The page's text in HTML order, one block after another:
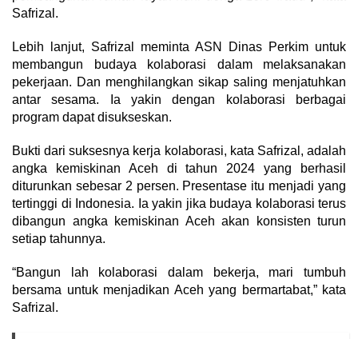
Safrizal.
Lebih lanjut, Safrizal meminta ASN Dinas Perkim untuk
membangun budaya kolaborasi dalam melaksanakan
pekerjaan. Dan menghilangkan sikap saling menjatuhkan
antar sesama. Ia yakin dengan kolaborasi berbagai
program dapat disukseskan.
Bukti dari suksesnya kerja kolaborasi, kata Safrizal, adalah
angka kemiskinan Aceh di tahun 2024 yang berhasil
diturunkan sebesar 2 persen. Presentase itu menjadi yang
tertinggi di Indonesia. Ia yakin jika budaya kolaborasi terus
dibangun angka kemiskinan Aceh akan konsisten turun
setiap tahunnya.
“Bangun lah kolaborasi dalam bekerja, mari tumbuh
bersama untuk menjadikan Aceh yang bermartabat,” kata
Safrizal.